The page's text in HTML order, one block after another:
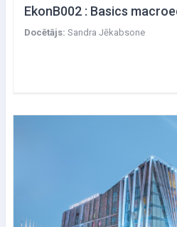
EkonB002 : Basics
Docētājs: Sandra Jēkabsone